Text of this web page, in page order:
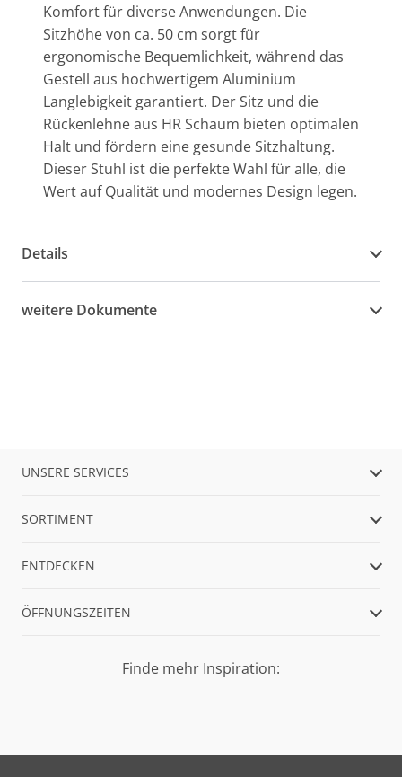
Komfort für diverse Anwendungen. Die
Sitzhöhe von ca. 50 cm sorgt für
ergonomische Bequemlichkeit, während das
Gestell aus hochwertigem Aluminium
Langlebigkeit garantiert. Der Sitz und die
Rückenlehne aus HR Schaum bieten optimalen
Halt und fördern eine gesunde Sitzhaltung.
Dieser Stuhl ist die perfekte Wahl für alle, die
Wert auf Qualität und modernes Design legen.
Details
weitere Dokumente
UNSERE SERVICES
SORTIMENT
ENTDECKEN
ÖFFNUNGSZEITEN
Finde mehr Inspiration: